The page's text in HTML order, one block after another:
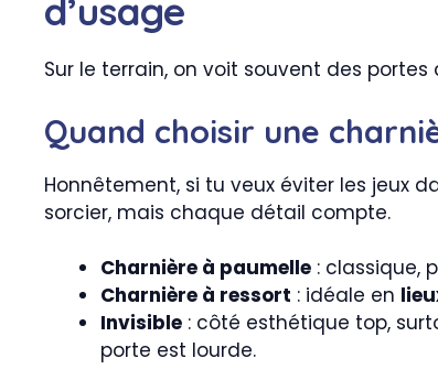
d’usage
Sur le terrain, on voit souvent des
Quand choisir une
Honnêtement, si tu veux éviter les jeux
sorcier, mais chaque détail compte.
Charnière à paumelle : classique,
Charnière à ressort : idéale en
Invisible : côté esthétique top,
porte est lourde.